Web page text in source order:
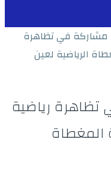
و مشاركة في تظاهرة
الرياضية لعين
تظاهرة رياضية
المغطاة